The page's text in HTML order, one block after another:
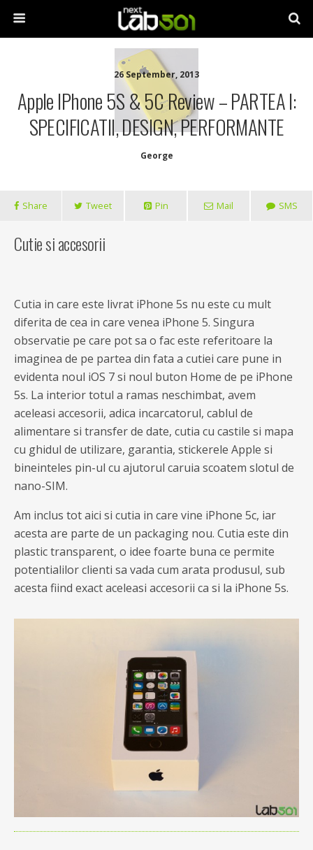
26 September, 2013
Apple IPhone 5S & 5C Review – PARTEA I:
SPECIFICATII, DESIGN, PERFORMANTE
George
Share Tweet Pin Mail SMS
Cutie si accesorii
Cutia in care este livrat iPhone 5s nu este cu mult
diferita de cea in care venea iPhone 5. Singura
observatie pe care pot sa o fac este referitoare la
imaginea de pe partea din fata a cutiei care pune in
evidenta noul iOS 7 si noul buton Home de pe iPhone
5s. La interior totul a ramas neschimbat, avem
aceleasi accesorii, adica incarcatorul, cablul de
alimentare si transfer de date, cutia cu castile si mapa
cu ghidul de utilizare, garantia, stickerele Apple si
bineinteles pin-ul cu ajutorul caruia scoatem slotul de
nano-SIM.
Am inclus tot aici si cutia in care vine iPhone 5c, iar
acesta are parte de un packaging nou. Cutia este din
plastic transparent, o idee foarte buna ce permite
potentialilor clienti sa vada cum arata produsul, sub
acesta fiind exact aceleasi accesorii ca si la iPhone 5s.